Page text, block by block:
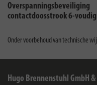
Overspanningsbeveiliging
contactdoosstrook 6-voudig
Onder voorbehoud van technische
Hugo Brennenstuhl GmbH